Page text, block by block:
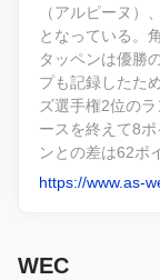
（アルピーヌ）
となっている。
タッペンは優勝
プも記録したた
ズ選手権2位の
ースを終えて8
ンとの差は62ポ
https://www.as-
WEC